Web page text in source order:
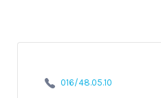
016/48.05.10